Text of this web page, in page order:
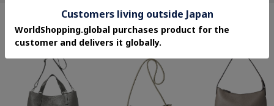
#上質な本革アイテム